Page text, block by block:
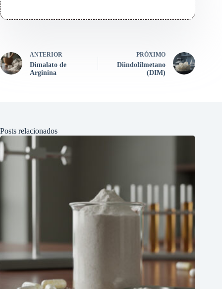
ANTERIOR
Dimalato de
Arginina
PRÓXIMO
Diindolilmetano
(DIM)
Posts relacionados